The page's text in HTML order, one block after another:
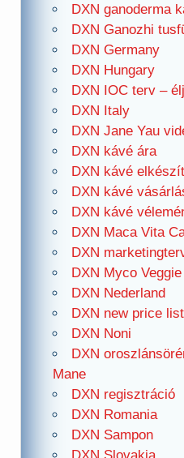
DXN ganoderma
DXN Ganozhi
DXN Germany
DXN Hungary
DXN IOC terv –
DXN Italy
DXN Jane Yau
DXN kávé ára
DXN kávé
DXN kávé
DXN kávé
DXN Maca Vita
DXN
DXN Myco Veggie
DXN Nederland
DXN new price
DXN Noni
DXN
Mane
DXN regisztráció
DXN Romania
DXN Sampon